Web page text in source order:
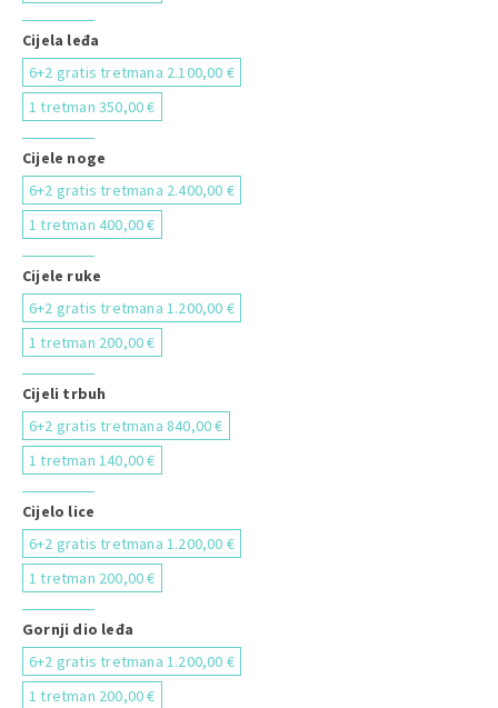
Cijela leđa
6+2 gratis tretmana 2.100,00 €
1 tretman 350,00 €
Cijele noge
6+2 gratis tretmana 2.400,00 €
1 tretman 400,00 €
Cijele ruke
6+2 gratis tretmana 1.200,00 €
1 tretman 200,00 €
Cijeli trbuh
6+2 gratis tretmana 840,00 €
1 tretman 140,00 €
Cijelo lice
6+2 gratis tretmana 1.200,00 €
1 tretman 200,00 €
Gornji dio leđa
6+2 gratis tretmana 1.200,00 €
1 tretman 200,00 €